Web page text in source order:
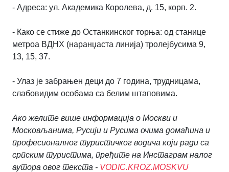
- Адреса: ул. Академика Королева, д. 15, корп. 2.
- Како се стиже до Останкинског торња: од станице
метроа ВДНХ (наранџаста линија) тролејбусима 9,
13, 15, 37.
- Улаз је забрањен деци до 7 година, трудницама,
слабовидим особама са белим штаповима.
Ако желите више информација о Москви и
Московљанима, Русији и Русима очима домаћина и
професионалног туристичког водича који ради са
српским туристима, пређите на Инстаграм налог
аутора овог текста - VODIC.KROZ.MOSKVU